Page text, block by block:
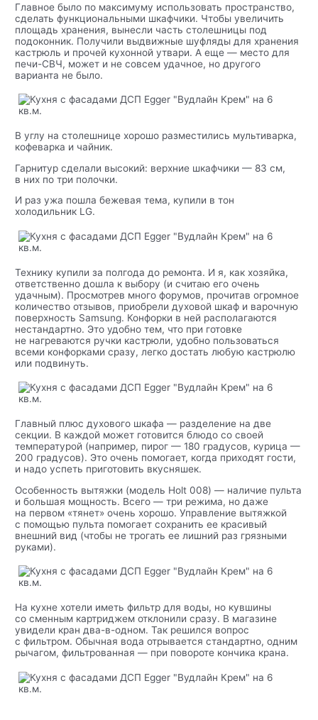
Главное было по максимуму использовать пространство,
сделать функциональными шкафчики. Чтобы увеличить
площадь хранения, вынесли часть столешницы под
подоконник. Получили выдвижные шуфляды для хранения
кастрюль и прочей кухонной утвари. А еще — место для
печи-СВЧ, может и не совсем удачное, но другого
варианта не было.
В углу на столешнице хорошо разместились мультиварка,
кофеварка и чайник.
Гарнитур сделали высокий: верхние шкафчики — 83 см,
в них по три полочки.
И раз ужа пошла бежевая тема, купили в тон
холодильник LG.
Технику купили за полгода до ремонта. И я, как хозяйка,
ответственно дошла к выбору (и считаю его очень
удачным). Просмотрев много форумов, прочитав огромное
количество отзывов, приобрели духовой шкаф и варочную
поверхность Samsung. Конфорки в ней располагаются
нестандартно. Это удобно тем, что при готовке
не нагреваются ручки кастрюли, удобно пользоваться
всеми конфорками сразу, легко достать любую кастрюлю
или подвинуть.
Главный плюс духового шкафа — разделение на две
секции. В каждой может готовится блюдо со своей
температурой (например, пирог — 180 градусов, курица —
200 градусов). Это очень помогает, когда приходят гости,
и надо успеть приготовить вкусняшек.
Особенность вытяжки (модель Holt 008) — наличие пульта
и большая мощность. Всего — три режима, но даже
на первом «тянет» очень хорошо. Управление вытяжкой
с помощью пульта помогает сохранить ее красивый
внешний вид (чтобы не трогать ее лишний раз грязными
руками).
На кухне хотели иметь фильтр для воды, но кувшины
со сменным картриджем отклонили сразу. В магазине
увидели кран два-в-одном. Так решился вопрос
с фильтром. Обычная вода отрывается стандартно, одним
рычагом, фильтрованная — при повороте кончика крана.